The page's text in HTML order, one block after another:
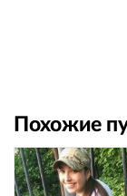
Похожие